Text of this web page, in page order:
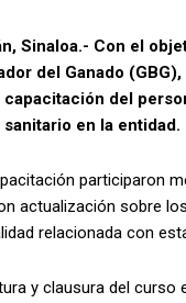
Sinaloa.- Con el
del Ganado
capacitación del
en la entidad.
participaron
actualización sobre
relacionada con
y clausura del curso